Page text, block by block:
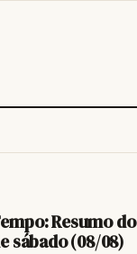
Resumo do
sábado (08/08)